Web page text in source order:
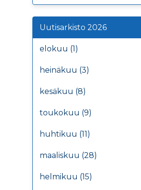
Uutisarkisto 2026
elokuu (1)
heinäkuu (3)
kesäkuu (8)
toukokuu (9)
huhtikuu (11)
maaliskuu (28)
helmikuu (15)